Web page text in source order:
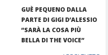
GUÈ PEQUENO DALLA
PARTE DI GIGI D’ALESSIO
“SARÀ LA COSA PIÙ
BELLA DI THE VOICE”